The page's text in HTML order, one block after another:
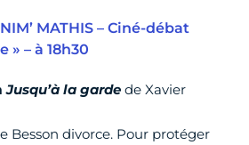
MATHIS – Ciné-débat
» – à 18h30
Jusqu’à la garde de Xavier
Besson divorce. Pour protéger